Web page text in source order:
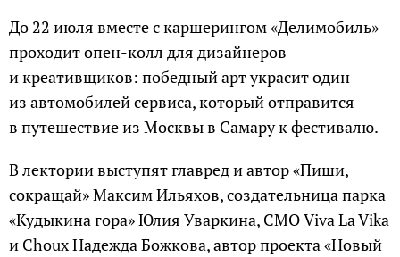
До 22 июля вместе с каршерингом «Делимобиль»
проходит опен-колл для дизайнеров
и креативщиков: победный арт украсит один
из автомобилей сервиса, который отправится
в путешествие из Москвы в Самару к фестивалю.
В лектории выступят главред и автор «Пиши,
сокращай» Максим Ильяхов, создательница парка
«Кудыкина гора» Юлия Уваркина, CМО Viva La Vika
и Choux Надежда Божкова, автор проекта «Новый